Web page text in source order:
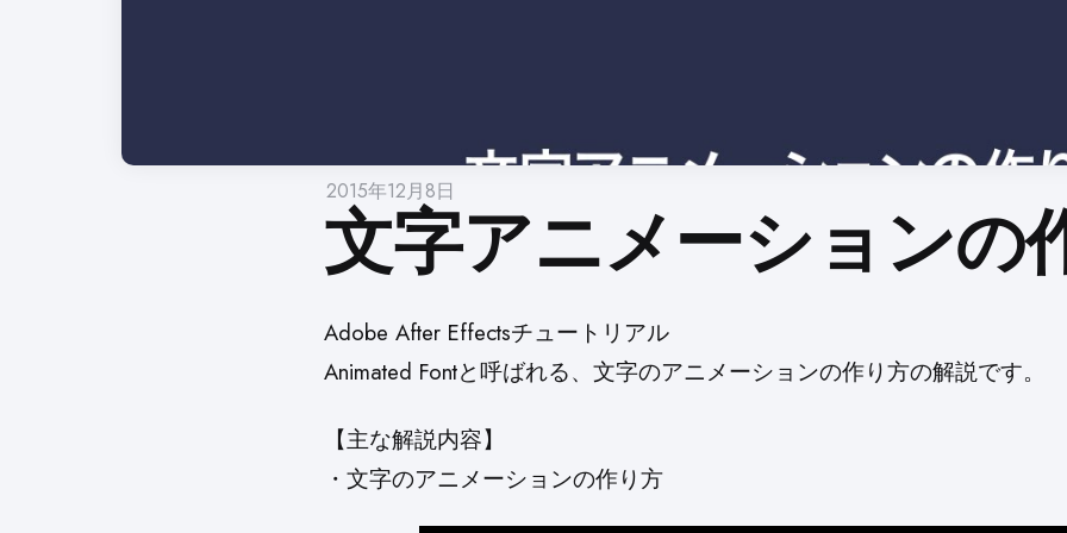
2015年12月8日
文字アニメーションの
Adobe After Effectsチュートリアル
Animated Fontと呼ばれる、文字のアニメーションの作り方の解説です。
【主な解説内容】
・文字のアニメーションの作り方